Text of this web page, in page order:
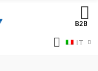
B2B
IT